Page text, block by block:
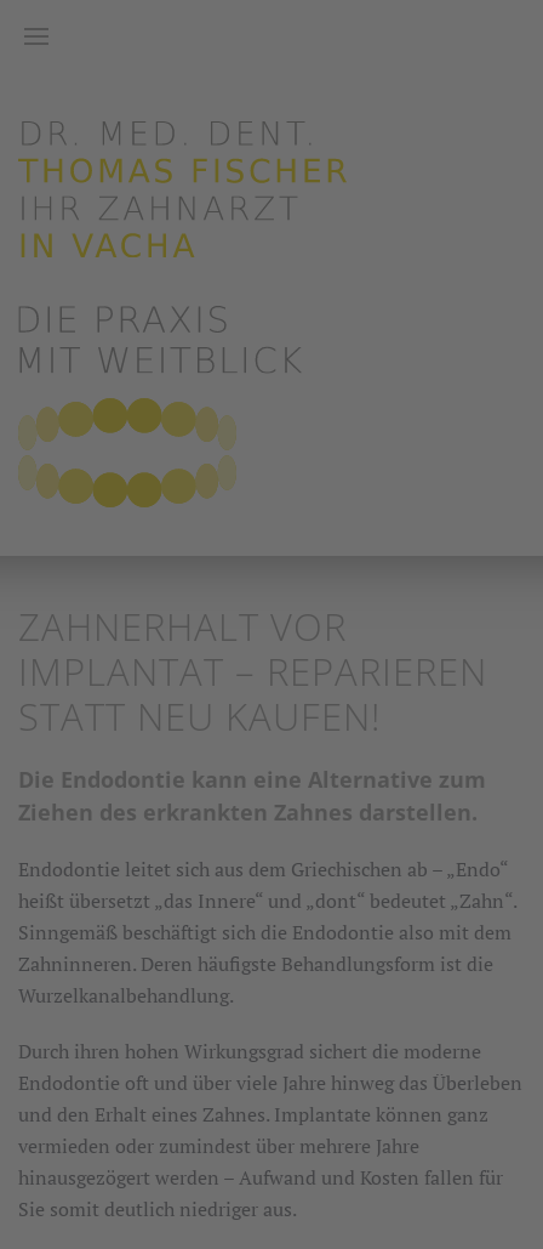
ZAHNERHALT VOR
IMPLANTAT – REPARIEREN
STATT NEU KAUFEN!
Die Endodontie kann eine Alternative zum
Ziehen des erkrankten Zahnes darstellen.
Endodontie leitet sich aus dem Griechischen ab – „Endo“
heißt übersetzt „das Innere“ und „dont“ bedeutet „Zahn“.
Sinngemäß beschäftigt sich die Endodontie also mit dem
Zahninneren. Deren häufigste Behandlungsform ist die
Wurzelkanalbehandlung.
Durch ihren hohen Wirkungsgrad sichert die moderne
Endodontie oft und über viele Jahre hinweg das Überleben
und den Erhalt eines Zahnes. Implantate können ganz
vermieden oder zumindest über mehrere Jahre
hinausgezögert werden – Aufwand und Kosten fallen für
Sie somit deutlich niedriger aus.